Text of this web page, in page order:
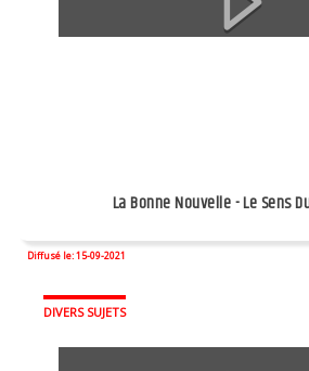
La Bonne Nouvelle - Le Sens
Diffusé le: 15-09-2021
DIVERS SUJETS